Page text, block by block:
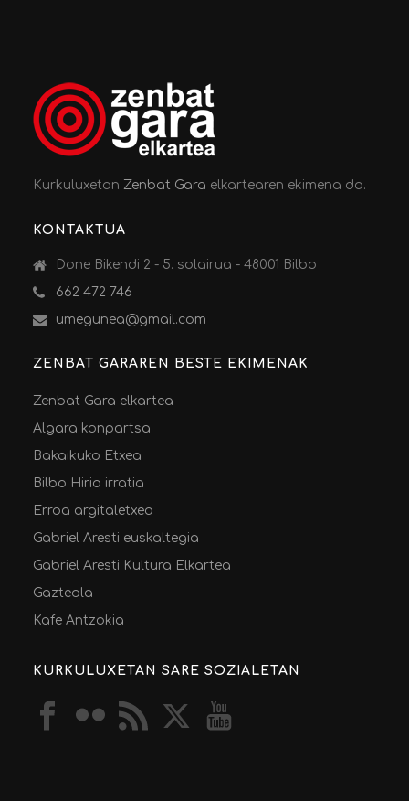
Kurkuluxetan Zenbat Gara elkartearen ekimena da.
KONTAKTUA
Done Bikendi 2 - 5. solairua - 48001 Bilbo
662 472 746
umegunea@gmail.com
ZENBAT GARAREN BESTE EKIMENAK
Zenbat Gara elkartea
Algara konpartsa
Bakaikuko Etxea
Bilbo Hiria irratia
Erroa argitaletxea
Gabriel Aresti euskaltegia
Gabriel Aresti Kultura Elkartea
Gazteola
Kafe Antzokia
KURKULUXETAN SARE SOZIALETAN